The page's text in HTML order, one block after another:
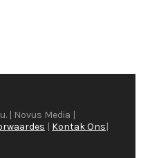
| Novus Media |
| Kontak Ons|